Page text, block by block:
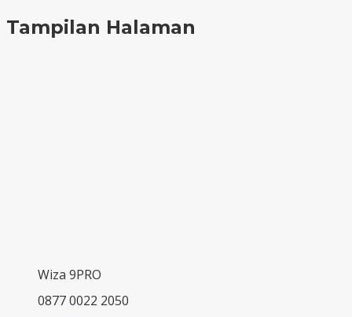
Tampilan Halaman
Wiza 9PRO
0877 0022 2050